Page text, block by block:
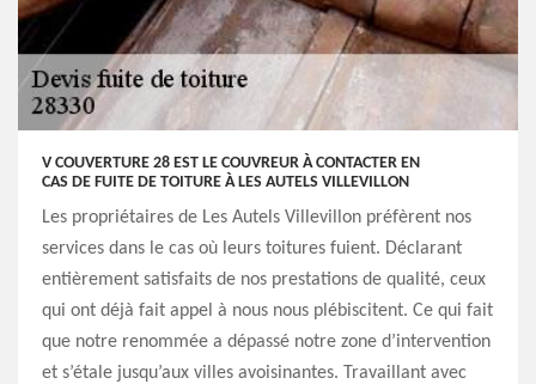
V COUVERTURE 28 EST LE COUVREUR À CONTACTER EN
CAS DE FUITE DE TOITURE À LES AUTELS VILLEVILLON
Les propriétaires de Les Autels Villevillon préfèrent nos
services dans le cas où leurs toitures fuient. Déclarant
entièrement satisfaits de nos prestations de qualité, ceux
qui ont déjà fait appel à nous nous plébiscitent. Ce qui fait
que notre renommée a dépassé notre zone d’intervention
et s’étale jusqu’aux villes avoisinantes. Travaillant avec